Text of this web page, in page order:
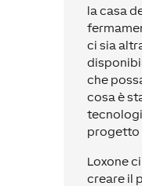
la casa
ci sia
che
cosa è
progetto
Loxone
creare il